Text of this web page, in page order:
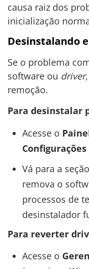
causa raiz dos
inicialização
Desinstalando
Se o problema
software ou driver
remoção.
Para desinstalar
Acesse o
Configurações
Vá para a
remova o
processos de
desinstalador
Para reverter
Acesse o